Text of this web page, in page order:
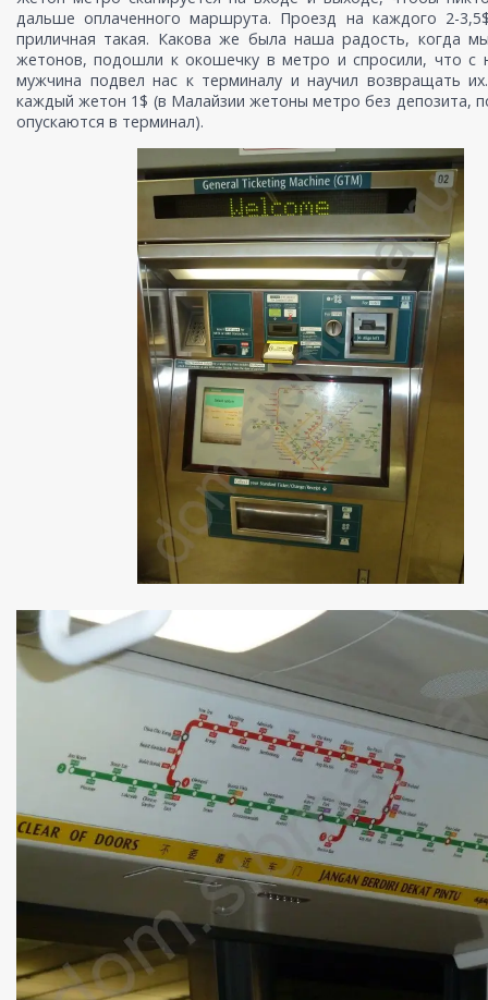
дальше оплаченного маршрута. Проезд на каждого 2-
приличная такая. Какова же была наша радость, когда
жетонов, подошли к окошечку в метро и спросили, что с
мужчина подвел нас к терминалу и научил возвращать
каждый жетон 1$ (в Малайзии жетоны метро без депозита,
опускаются в терминал).